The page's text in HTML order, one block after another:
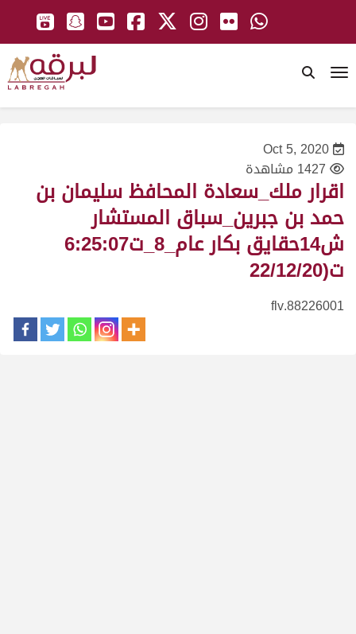
Oct 5, 2020
1427 مشاهدة
اقرار ملك_سعادة المحافظ سليمان بن
حمد بن جبرين_سباق المستشار
ش14حقايق بكار عام_8_ت6:25:07
ت(22/12/20
88226001.flv